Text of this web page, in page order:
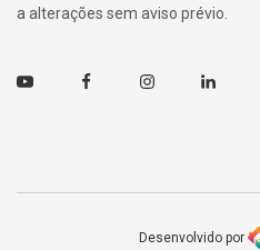
a alterações sem aviso prévio.
Youtube FacebookInstagramLinkedin
Desenvolvido por